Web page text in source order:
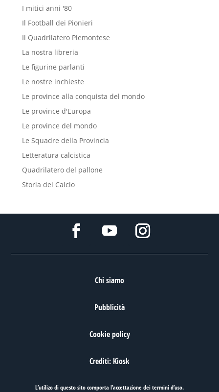
I mitici anni '80
Il Football dei Pionieri
Il Quadrilatero Piemontese
La nostra libreria
Le figurine parlanti
Le nostre inchieste
Le province alla conquista del mondo
Le province d'Europa
Le province del mondo
Le Squadre della Provincia
Letteratura calcistica
Quadrilatero del pallone
Storia del Calcio
Chi siamo
Pubblicità
Cookie policy
Crediti: Kiosk
L’utilizo di questo sito comporta l’accettazione deitermini d’uso.